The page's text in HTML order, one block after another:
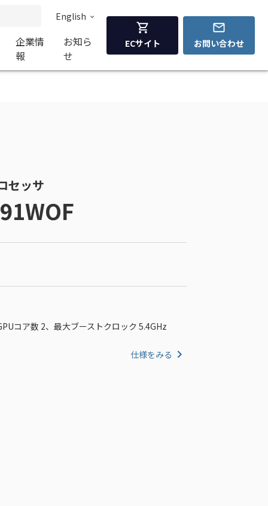
English
企業情
報
お知ら
せ
ECサイト お問い合わせ
セッサ
コア数 2、最大ブーストクロック 5.4GHz
仕様をみる